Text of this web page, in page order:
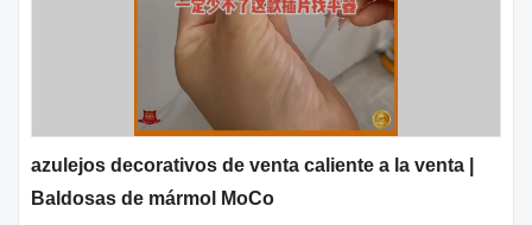
azulejos decorativos de venta caliente a la venta |
Baldosas de mármol MoCo